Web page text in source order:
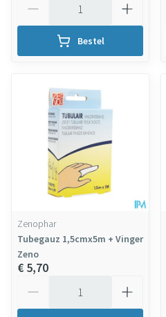
Bestel
Zenophar
Tubegauz 1,5cmx5m + Vinger
Zeno
€ 5,70